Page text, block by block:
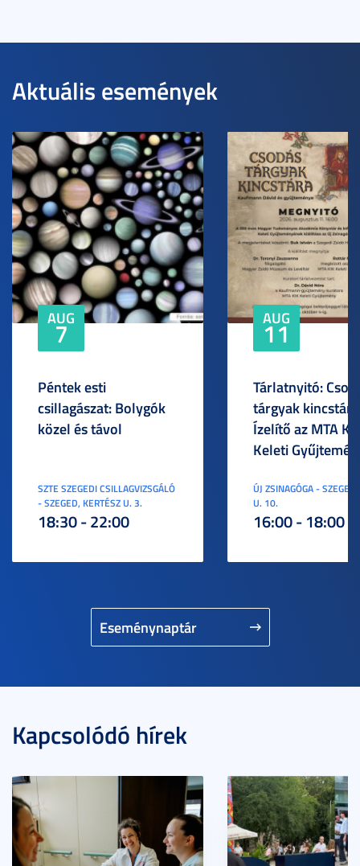
Aktuális események
Eseménynaptár
AUG
7
Péntek esti
csillagászat: Bolygók
közel és távol
SZTE SZEGEDI CSILLAGVIZSGÁLÓ
- SZEGED, KERTÉSZ U. 3.
18:30 - 22:00
AUG
11
Tárlatnyitó:
tárgyak
Ízelítő az MTA
Keleti
ÚJ ZSINAGÓGA -
U. 10.
16:00 - 18:00
Kapcsolódó hírek